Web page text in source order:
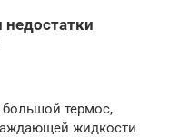
недостатки
большой термос,
жидкости